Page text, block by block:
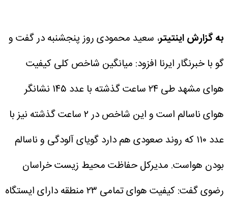
به گزارش اینتیتر، سعید محمودی روز پنجشنبه در گفت و
گو با خبرنگار ایرنا افزود: میانگین شاخص کلی کیفیت
هوای مشهد طی ۲۴ ساعت گذشته با عدد ۱۴۵ نشانگر
هوای ناسالم است و این شاخص در ۲ ساعت گذشته نیز با
عدد ۱۱۰ که روند صعودی هم دارد گویای آلودگی و ناسالم
بودن هواست. مدیرکل حفاظت محیط زیست خراسان
رضوی گفت: کیفیت هوای تمامی ۲۳ منطقه دارای ایستگاه